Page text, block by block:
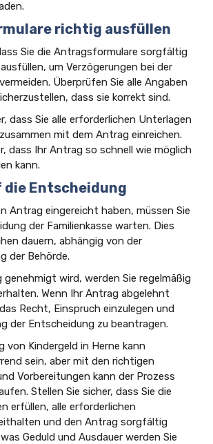
richtig ausfüllen
Sie die Antragsformulare sorgfältig
um Verzögerungen bei der
Überprüfen Sie alle Angaben
dass sie korrekt sind.
dass Sie alle erforderlichen Unterlagen
mit dem Antrag einreichen.
dass Ihr Antrag so schnell wie möglich
kann.
die Entscheidung
Antrag eingereicht haben, müssen Sie
der Familienkasse warten. Dies
dauern, abhängig von der
der Behörde.
genehmigt wird, werden Sie regelmäßig
Wenn Ihr Antrag abgelehnt
Recht, Einspruch einzulegen und
der Entscheidung zu beantragen.
von Kindergeld in Herne kann
sein, aber mit den richtigen
Vorbereitungen kann der Prozess
Stellen Sie sicher, dass Sie die
erfüllen, alle erforderlichen
und den Antrag sorgfältig
Geduld und Ausdauer werden Sie